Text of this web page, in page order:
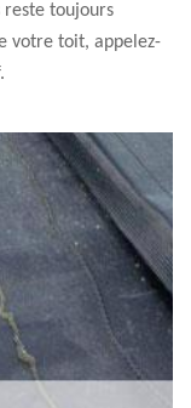
toujours
votre toit, appelez-